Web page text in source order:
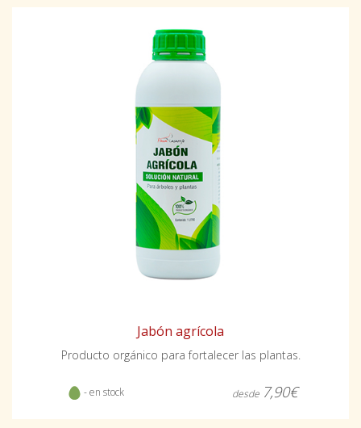
Jabón agrícola
Producto orgánico para fortalecer las plantas.
- en stock desde 7,90€